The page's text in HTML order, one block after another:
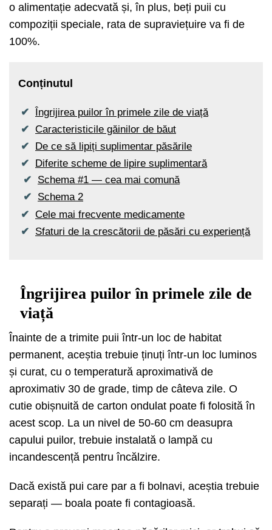
o alimentație adecvată și, în plus, beți puii cu
compoziții speciale, rata de supraviețuire va fi de
100%.
Conținutul
Îngrijirea puilor în primele zile de viață
Caracteristicile găinilor de băut
De ce să lipiți suplimentar păsările
Diferite scheme de lipire suplimentară
Schema #1 — cea mai comună
Schema 2
Cele mai frecvente medicamente
Sfaturi de la crescătorii de păsări cu experiență
Îngrijirea puilor în primele zile de
viață
Înainte de a trimite puii într-un loc de habitat
permanent, aceștia trebuie ținuți într-un loc luminos
și curat, cu o temperatură aproximativă de
aproximativ 30 de grade, timp de câteva zile. O
cutie obișnuită de carton ondulat poate fi folosită în
acest scop. La un nivel de 50-60 cm deasupra
capului puilor, trebuie instalată o lampă cu
incandescență pentru încălzire.
Dacă există pui care par a fi bolnavi, aceștia trebuie
separați — boala poate fi contagioasă.